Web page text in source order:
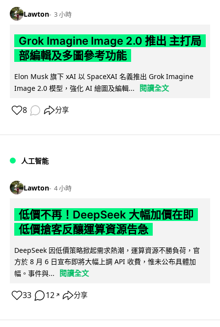
Lawton 3 小時
Grok Imagine Image 2.0 推出 主打局
部編輯及多圖參考功能
Elon Musk 旗下 xAI 以 SpaceXAI 名義推出 Grok Imagine
Image 2.0 模型，強化 AI 繪圖及編輯...
閱讀全文
8 分享
人工智能
Lawton 4 小時
低價不再！DeepSeek 大幅加價在即
低價搶客反釀運算資源告急
DeepSeek 因低價策略掀起需求熱潮，運算資源不勝負荷，官
方於 8 月 6 日宣布即將大幅上調 API 收費，惟未公布具體加
幅。事件與...
閱讀全文
33 12 ↗ 分享